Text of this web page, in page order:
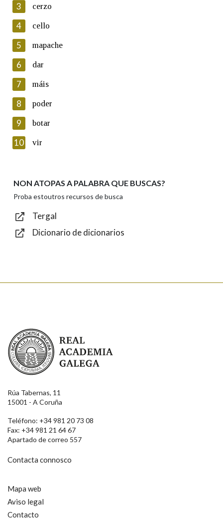
En cumprimento da normativa vixente en materia de
Protección de Datos de Carácter Persoal, a Real Academia
Galega informa a aqueles usuarios que faciliten o seu correo
electrónico, así como calquera outra información de carácter
persoal, que estes datos serán obxecto de tratamento
automatizado de carácter confidencial e incorporados aos seus
ficheiros informáticos. Así mesmo, os usuarios poderán exercer o
seu dereito de acceso, rectificación, oposición e cancelación dos
seus datos poñéndose en contacto connosco.
Lin e acepto as condicións da política de
Introduce o código que aparece na imaxe:
Texto de verificación
3 cerzo
4 cello
5 mapache
6 dar
7 máis
8 poder
9 botar
10 vir
NON ATOPAS A PALABRA QUE BUSCAS?
Proba estoutros recursos de busca
Tergal
Dicionario de dicionarios
Real Academia Galega
Rúa Tabernas, 11
15001 - A Coruña
Teléfono: +34 981 20 73 08
Fax: +34 981 21 64 67
Apartado de correo 557
Contacta connosco
Mapa web
Aviso legal
Contacto